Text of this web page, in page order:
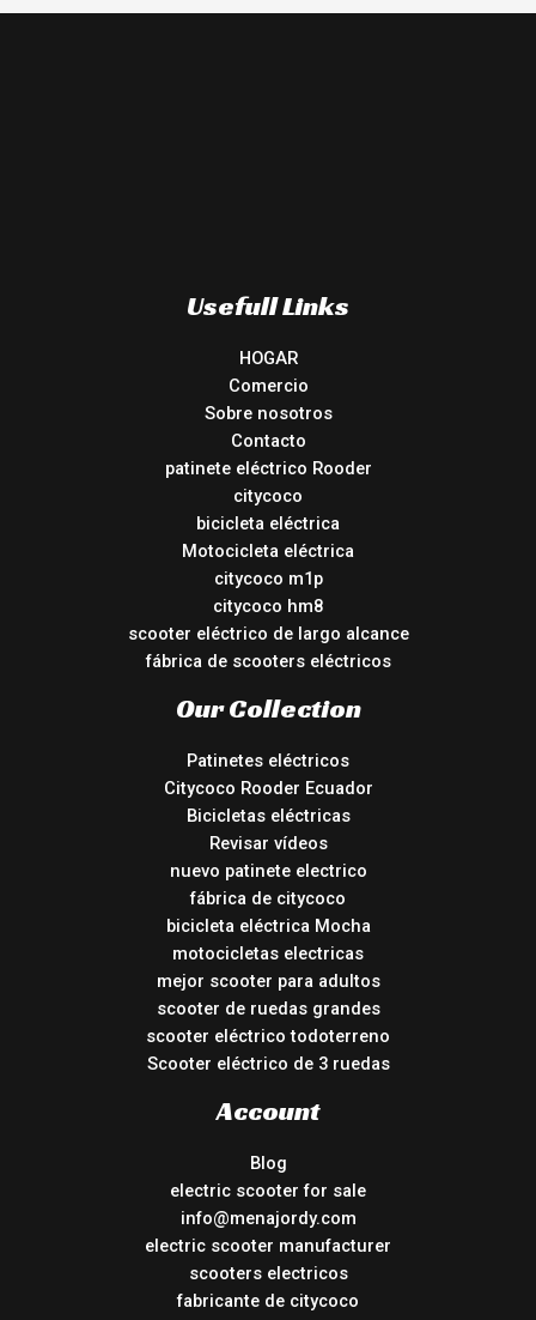
Usefull Links
HOGAR
Comercio
Sobre nosotros
Contacto
patinete eléctrico Rooder
citycoco
bicicleta eléctrica
Motocicleta eléctrica
citycoco m1p
citycoco hm8
scooter eléctrico de largo alcance
fábrica de scooters eléctricos
Our Collection
Patinetes eléctricos
Citycoco Rooder Ecuador
Bicicletas eléctricas
Revisar vídeos
nuevo patinete electrico
fábrica de citycoco
bicicleta eléctrica Mocha
motocicletas electricas
mejor scooter para adultos
scooter de ruedas grandes
scooter eléctrico todoterreno
Scooter eléctrico de 3 ruedas
Account
Blog
electric scooter for sale
info@menajordy.com
electric scooter manufacturer
scooters electricos
fabricante de citycoco